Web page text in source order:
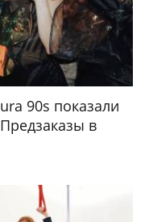
90s показали
в